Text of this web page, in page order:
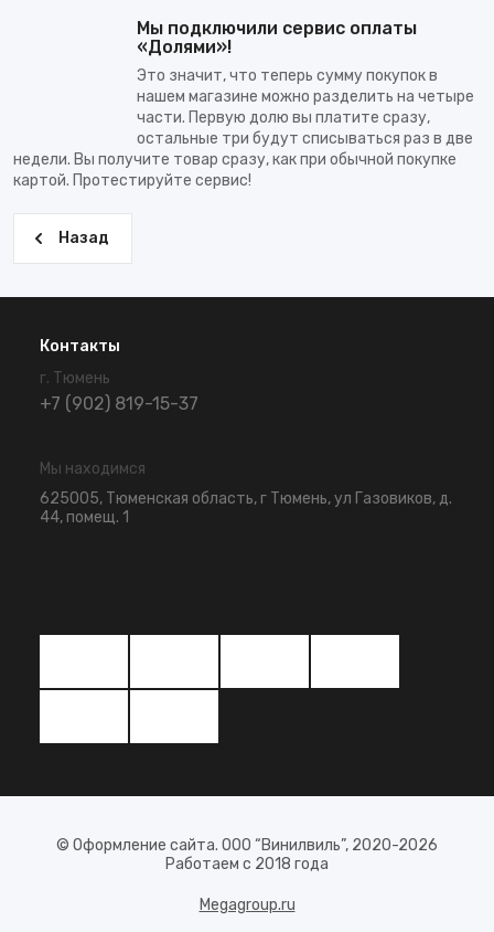
Мы подключили сервис оплаты
«Долями»!
Это значит, что теперь сумму покупок в
нашем магазине можно разделить на четыре
части. Первую долю вы платите сразу,
остальные три будут списываться раз в две
недели. Вы получите товар сразу, как при обычной покупке
картой. Протестируйте сервис!
Назад
Контакты
г. Тюмень
+7 (902) 819-15-37
Мы находимся
625005, Тюменская область, г Тюмень, ул Газовиков, д.
44, помещ. 1
© Оформление сайта. ООО “Винилвиль”, 2020-2026
Работаем с 2018 года
Megagroup.ru